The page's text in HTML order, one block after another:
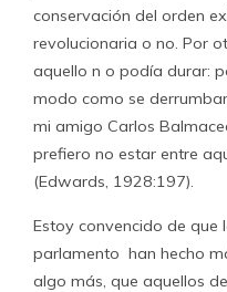
conservación del orden
revolucionaria o no. Por
aquello n o podía durar:
modo como se
mi amigo Carlos
prefiero no estar entre
(Edwards, 1928:197).
Estoy convencido de
parlamento han hecho
algo más, que aquellos